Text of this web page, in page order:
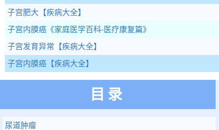
子宫肥大 【疾病大全】
子宫内膜癌 《家庭医学百科-医疗康复篇》
子宫发育异常 【疾病大全】
子宫内膜癌 【疾病大全】
目录
尿道肿瘤